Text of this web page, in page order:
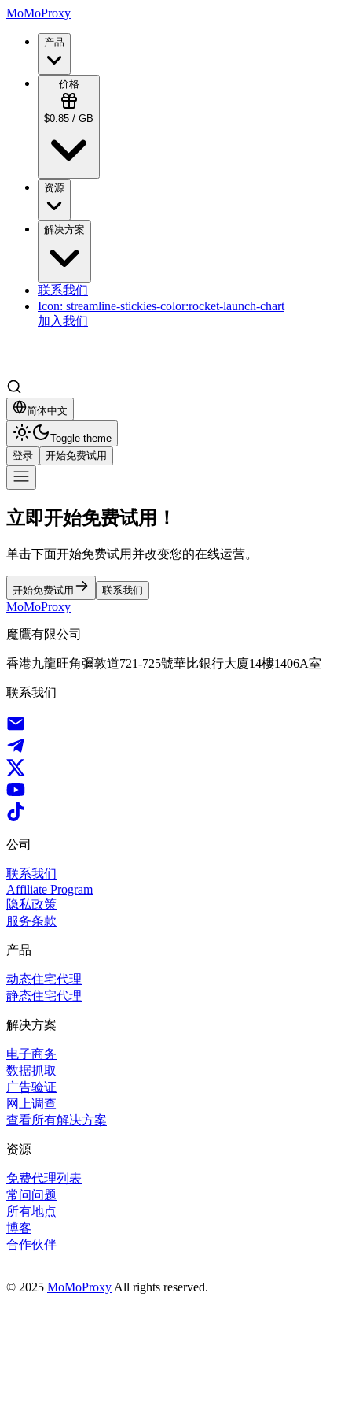
MoMoProxy
产品
价格
$0.85 / GB
资源
解决方案
联系我们
Icon: streamline-stickies-color:rocket-launch-chart
加入我们
简体中文
Toggle theme
登录
开始免费试用
立即开始免费试用！
单击下面开始免费试用并改变您的在线运营。
开始免费试用 联系我们
MoMoProxy
魔鷹有限公司
香港九龍旺角彌敦道721-725號華比銀行大廈14樓1406A室
联系我们
公司
联系我们
Affiliate Program
隐私政策
服务条款
产品
动态住宅代理
静态住宅代理
解决方案
电子商务
数据抓取
广告验证
网上调查
查看所有解决方案
资源
免费代理列表
常问问题
所有地点
博客
合作伙伴
© 2025 MoMoProxy All rights reserved.